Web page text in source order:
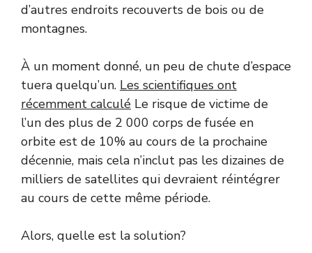
d’autres endroits recouverts de bois ou de
montagnes.
À un moment donné, un peu de chute d’espace
tuera quelqu’un. Les scientifiques ont
récemment calculé Le risque de victime de
l’un des plus de 2 000 corps de fusée en
orbite est de 10% au cours de la prochaine
décennie, mais cela n’inclut pas les dizaines de
milliers de satellites qui devraient réintégrer
au cours de cette même période.
Alors, quelle est la solution?